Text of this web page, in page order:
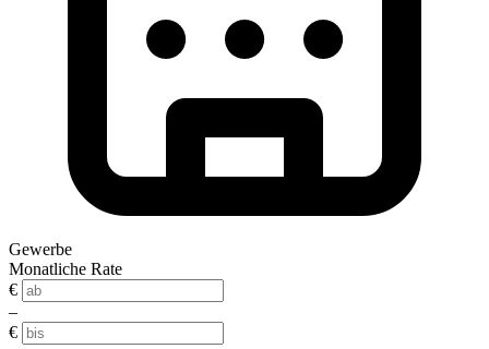
Gewerbe
Monatliche Rate
€
–
€